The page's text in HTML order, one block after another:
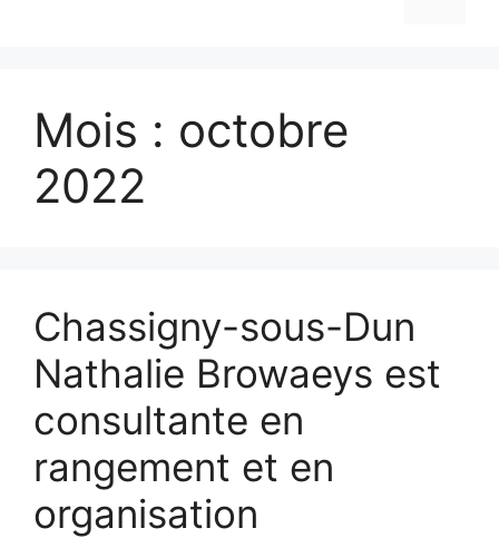
Mois : octobre
2022
Chassigny-sous-Dun
Nathalie Browaeys est
consultante en
rangement et en
organisation